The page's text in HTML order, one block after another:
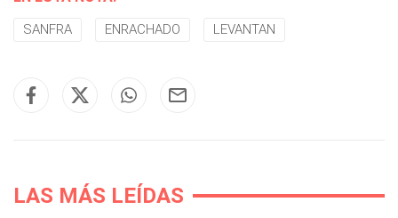
SANFRA ENRACHADO LEVANTAN
LAS MÁS LEÍDAS